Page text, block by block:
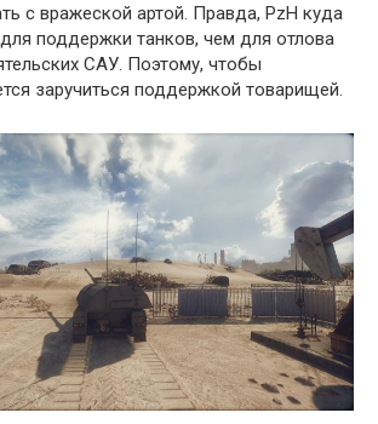
с вражеской артой. Правда, PzH куда
поддержки танков, чем для отлова
САУ. Поэтому, чтобы
заручиться поддержкой товарищей.